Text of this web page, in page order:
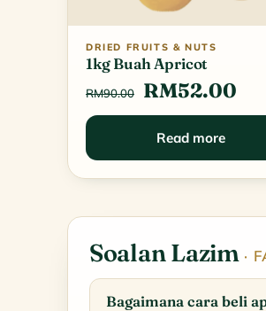
DRIED FRUITS & NUTS
1kg Buah Apricot
RM90.00
Original
price
was:
RM90.00.
RM52.00
Read more
Soalan Lazim ·
Bagaimana cara beli